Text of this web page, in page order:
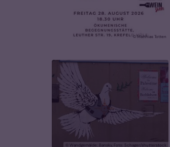
© Matthias Totten
© Wandgemälde: Bansky, Foto: Schager/shutterstock